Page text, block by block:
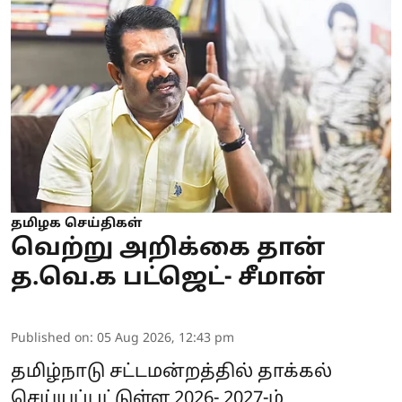
தமிழக செய்திகள்
வெற்று அறிக்கை தான்
த.வெ.க பட்ஜெட்- சீமான்
Published on: 05 Aug 2026, 12:43 pm
தமிழ்நாடு சட்டமன்றத்தில் தாக்கல்